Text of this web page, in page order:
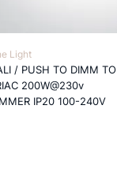
Light
/ PUSH TO DIMM TO
200W@230v
IP20 100-240V